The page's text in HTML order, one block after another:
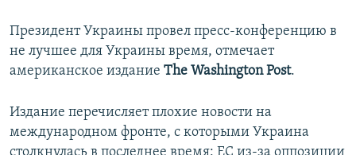
Президент Украины провел пресс-конференцию в
не лучшее для Украины время, отмечает
американское издание The Washington Post.
Издание перечисляет плохие новости на
международном фронте, с которыми Украина